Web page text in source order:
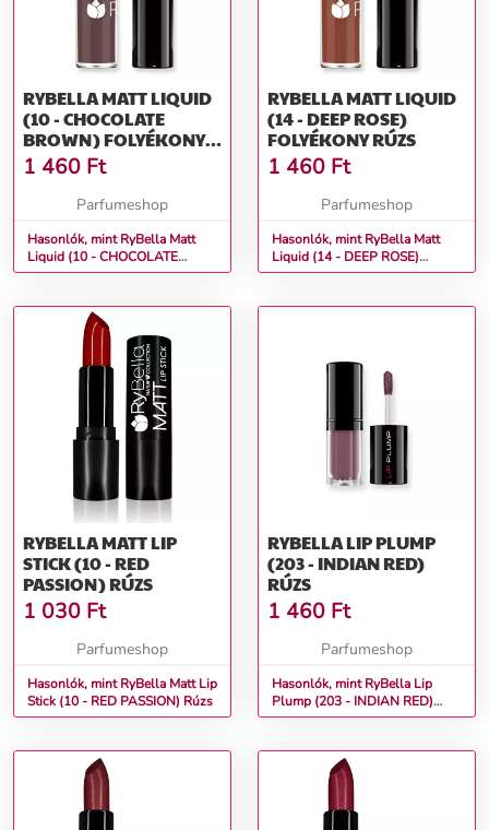
RYBELLA MATT LIQUID
(10 - CHOCOLATE
BROWN) FOLYÉKONY
RÚZS
1 460 Ft
Parfumeshop
Hasonlók, mint RyBella Matt
Liquid (10 - CHOCOLATE
BROWN) Folyékony rúzs
RYBELLA MATT LIQUID
(14 - DEEP ROSE)
FOLYÉKONY RÚZS
1 460 Ft
Parfumeshop
Hasonlók, mint RyBella Matt
Liquid (14 - DEEP ROSE)
Folyékony rúzs
RYBELLA MATT LIP
STICK (10 - RED
PASSION) RÚZS
1 030 Ft
Parfumeshop
Hasonlók, mint RyBella Matt Lip
Stick (10 - RED PASSION) Rúzs
RYBELLA LIP PLUMP
(203 - INDIAN RED)
RÚZS
1 460 Ft
Parfumeshop
Hasonlók, mint RyBella Lip
Plump (203 - INDIAN RED)
Rúzs